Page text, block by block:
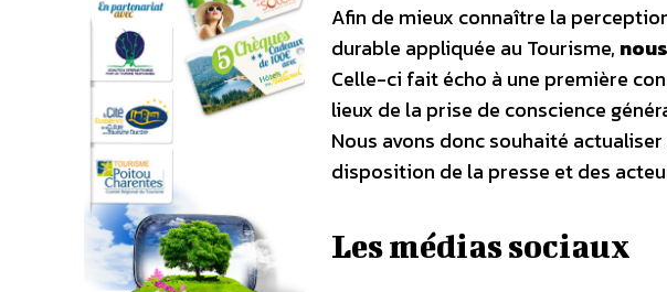
Afin de mieux connaître la
durable appliquée au Tourisme,
Celle-ci fait écho à une première
lieux de la prise de conscience
Nous avons donc souhaité
disposition de la presse et des
Les médias sociaux